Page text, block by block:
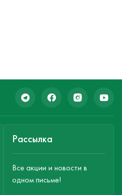
Рассылка
Все акции и новости в
одном письме!